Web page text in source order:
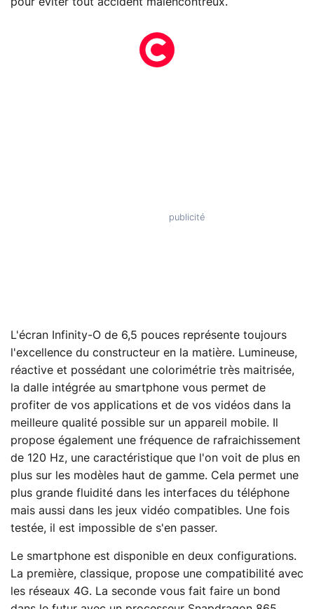
L'écran Infinity-O de 6,5 pouces représente toujours
l'excellence du constructeur en la matière. Lumineuse,
réactive et possédant une colorimétrie très maitrisée,
la dalle intégrée au smartphone vous permet de
profiter de vos applications et de vos vidéos dans la
meilleure qualité possible sur un appareil mobile. Il
propose également une fréquence de rafraichissement
de 120 Hz, une caractéristique que l'on voit de plus en
plus sur les modèles haut de gamme. Cela permet une
plus grande fluidité dans les interfaces du téléphone
mais aussi dans les jeux vidéo compatibles. Une fois
testée, il est impossible de s'en passer.
Le smartphone est disponible en deux configurations.
La première, classique, propose une compatibilité avec
les réseaux 4G. La seconde vous fait faire un bond